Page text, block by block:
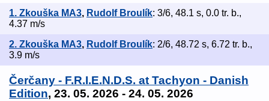
1. Zkouška MA3, Rudolf Broulík: 3/6, 48.1 s, 0.0 tr. b.,
4.37 m/s
2. Zkouška MA3, Rudolf Broulík: 2/6, 48.72 s, 6.72 tr. b.,
3.9 m/s
Čerčany - F.R.I.E.N.D.S. at Tachyon - Danish
Edition, 23. 05. 2026 - 24. 05. 2026